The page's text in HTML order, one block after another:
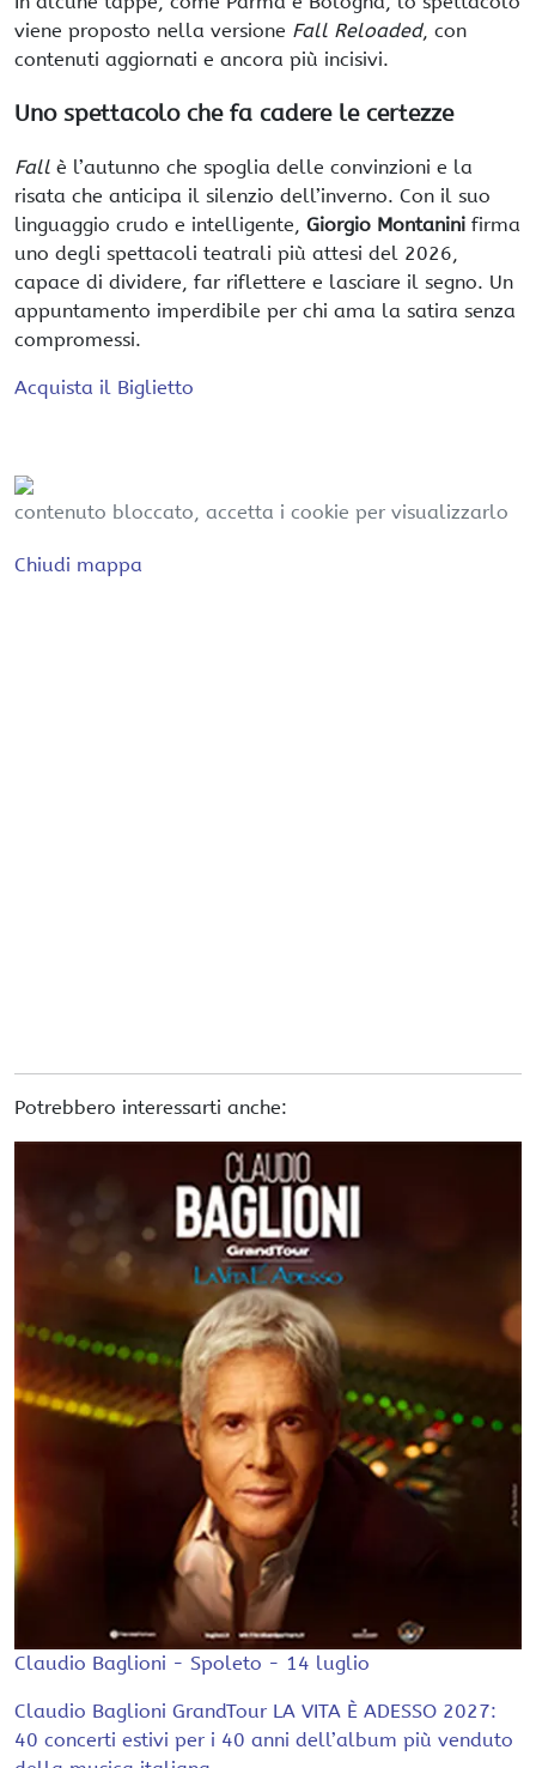
viene proposto nella versione Fall Reloaded, con
contenuti aggiornati e ancora più incisivi.
Uno spettacolo che fa cadere le certezze
Fall è l’autunno che spoglia delle convinzioni e la
risata che anticipa il silenzio dell’inverno. Con il suo
linguaggio crudo e intelligente, Giorgio Montanini firma
uno degli spettacoli teatrali più attesi del 2026,
capace di dividere, far riflettere e lasciare il segno. Un
appuntamento imperdibile per chi ama la satira senza
compromessi.
Acquista il Biglietto
contenuto bloccato, accetta i cookie per visualizzarlo
Chiudi mappa
Potrebbero interessarti anche:
Claudio Baglioni - Spoleto - 14 luglio
Claudio Baglioni GrandTour LA VITA È ADESSO 2027:
40 concerti estivi per i 40 anni dell’album più venduto